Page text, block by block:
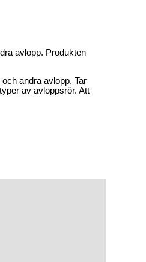
avlopp. Produkten
andra avlopp. Tar
av avloppsrör. Att